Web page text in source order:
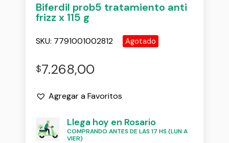
Biferdil prob5 tratamiento anti
frizz x 115 g
SKU: 7791001002812 Agotado
$7.268,00
Agregar a Favoritos
Llega hoy en Rosario
COMPRANDO ANTES DE LAS 17 HS (LUN A
VIER)